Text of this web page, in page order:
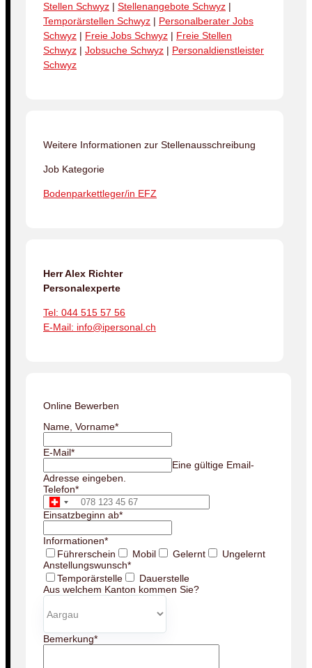
Stellen Schwyz | Stellenangebote Schwyz |
Temporärstellen Schwyz | Personalberater Jobs
Schwyz | Freie Jobs Schwyz | Freie Stellen
Schwyz | Jobsuche Schwyz | Personaldienstleister
Schwyz
Weitere Informationen zur Stellenausschreibung
Job Kategorie
Bodenparkettleger/in EFZ
Herr Alex Richter
Personalexperte
Tel: 044 515 57 56
E-Mail: info@ipersonal.ch
Online Bewerben
Name, Vorname*
E-Mail*
Eine gültige Email-
Adresse eingeben.
Telefon*
Einsatzbeginn ab*
Informationen*
Führerschein
Mobil Gelernt
Ungelernt
Anstellungswunsch*
Temporärstelle
Dauerstelle
Aus welchem Kanton kommen Sie?
Bemerkung*